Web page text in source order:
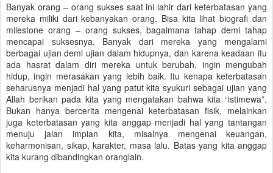
Banyak orang – orang sukses saat ini lahir dari keterbatasan yang
mereka miliki dari kebanyakan orang. Bisa kita lihat biografi dan
milestone orang – orang sukses, bagaimana tahap demi tahap
mencapai suksesnya. Banyak dari mereka yang mengalami
berbagai ujian demi ujian dalam hidupnya, dan karena keadaan itu
ada hasrat dalam diri mereka untuk berubah, ingin mengubah
hidup, ingin merasakan yang lebih baik. Itu kenapa keterbatasan
seharusnya menjadi hal yang patut kita syukuri sebagai ujian yang
Allah berikan pada kita yang mengatakan bahwa kita “istimewa”.
Bukan hanya bercerita mengenai keterbatasan fisik, melainkan
juga keterbatasan yang kita anggap menjadi hal yang tantangan
menuju jalan impian kita, misalnya mengenai keuangan,
keharmonisan, sikap, karakter, masa lalu. Batas yang kita anggap
kita kurang dibandingkan oranglain.